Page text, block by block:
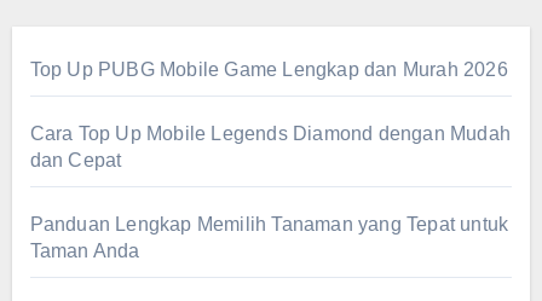
Top Up PUBG Mobile Game Lengkap dan Murah 2026
Cara Top Up Mobile Legends Diamond dengan Mudah
dan Cepat
Panduan Lengkap Memilih Tanaman yang Tepat untuk
Taman Anda